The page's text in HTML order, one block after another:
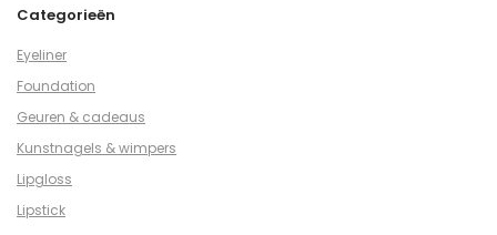
Categorieën
Eyeliner
Foundation
Geuren & cadeaus
Kunstnagels & wimpers
Lipgloss
Lipstick